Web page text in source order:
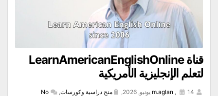
قناة LearnAmericanEnglishOnline
لتعلم الإنجليزية الأمريكية
m.aglan , 14 يونيو, 2026, منح دراسية وكورسات,
No